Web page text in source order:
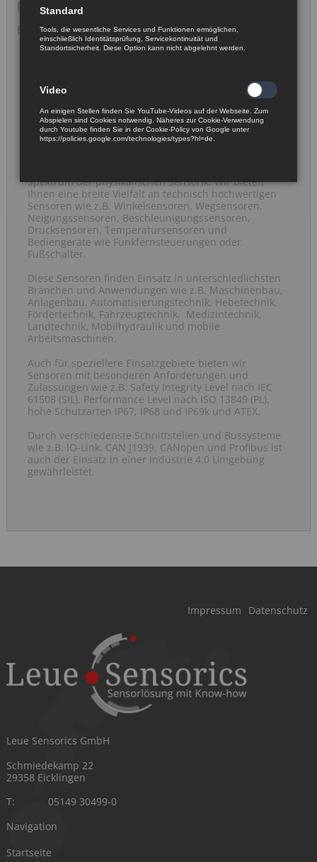
Patientenüberwachung
Behandlungstisch/Patientenliege
Sensorlösung mit Know-how
Spektrum der physikalischen Sensorik. Wir bieten
Ihnen eine breite Vielfalt an technisch hochwertigen
Sensoren wie z.B. Winkelsensoren, Wegsensoren,
Neigungssensoren, Beschleunigungssensoren,
Drucksensoren, Temperatursensoren und
Bediengeräte wie Funkfernsteuerungen oder
Fußschalter.
Diese Sensoren finden Einsatz in unterschiedlichsten
Branchen und Anwendungen wie z.B. Maschinenbau,
Anlagenbau, Automatisierungstechnik, Hebetechnik,
Fördertechnik, Fahrzeugtechnik, Medizintechnik,
Landtechnik, Mobilhydraulik und mobile
Arbeitsmaschinen.
Auch für speziellere Einsatzgebiete bieten wir
Sensoren mit besonderen Anforderungen und
Zulassungen wie z.B. Safety Integrity Level nach IEC
61508 (SIL), Performance Level nach ISO 13849 (PL),
hohe Schutzarten IP67, IP68 und IP69k und ATEX.
Durch verschiedenste Schnittstellen und Bussysteme
wie z.B. IO-Link, CAN J1939, CANopen und Profibus ist
auch der Einsatz in einer Industrie 4.0 Umgebung
gewährleistet.
Navigation
überspringen
Impressum Datenschutz
Leue Sensorics GmbH
Schmiedekamp 22
29358 Eicklingen
T:
05149 30499-0
Navigation
Navigation
Startseite
Standard
Tools, die wesentliche Services und Funktionen ermöglichen,
einschließlich Identitätsprüfung, Servicekontinuität und
Standortsicherheit. Diese Option kann nicht abgelehnt werden.
Video
An einigen Stellen finden Sie YouTube-Videos auf der Webseite. Zum
Abspielen sind Cookies notwendig. Näheres zur Cookie-Verwendung
durch Youtube finden Sie in der Cookie-Policy von Google unter
https://policies.google.com/technologies/types?hl=de.